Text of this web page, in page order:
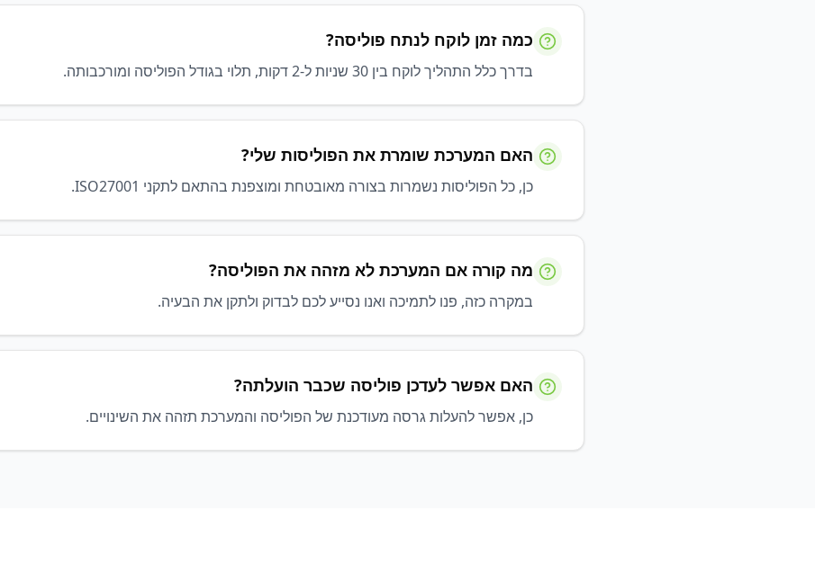
כמה זמן לוקח לנתח פוליסה?
בדרך כלל התהליך לוקח בין 30 שניות ל-2 דקות, תלוי בגודל הפוליסה ומורכבותה.
האם המערכת שומרת את הפוליסות שלי?
כן, כל הפוליסות נשמרות בצורה מאובטחת ומוצפנת בהתאם לתקני ISO27001.
מה קורה אם המערכת לא מזהה את הפוליסה?
במקרה כזה, פנו לתמיכה ואנו נסייע לכם לבדוק ולתקן את הבעיה.
האם אפשר לעדכן פוליסה שכבר הועלתה?
כן, אפשר להעלות גרסה מעודכנת של הפוליסה והמערכת תזהה את השינויים.